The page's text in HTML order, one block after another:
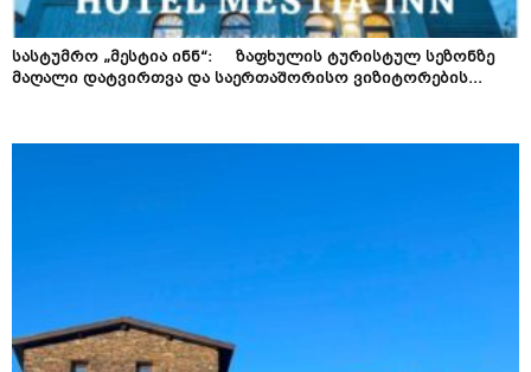
სასტუმრო „მესტია ინნ“: ზაფხულის ტურისტულ სეზონზე
მაღალი დატვირთვა და საერთაშორისო ვიზიტორების...